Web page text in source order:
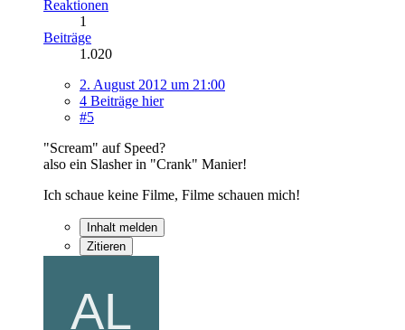
Reaktionen
1
Beiträge
1.020
2. August 2012 um 21:00
4 Beiträge hier
#5
"Scream" auf Speed?
also ein Slasher in "Crank" Manier!
Ich schaue keine Filme, Filme schauen mich!
Inhalt melden
Zitieren